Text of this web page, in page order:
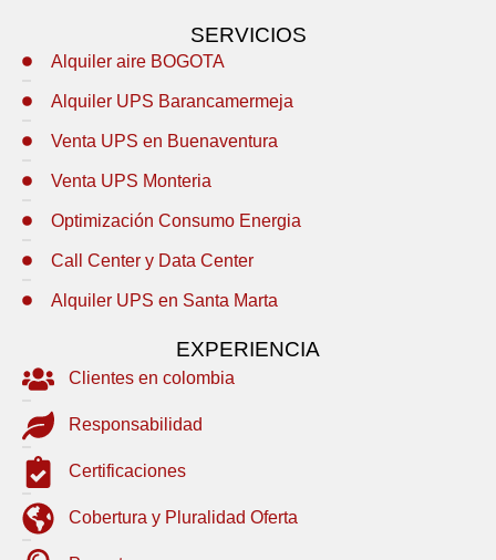
SERVICIOS
Alquiler aire BOGOTA
Alquiler UPS Barancamermeja
Venta UPS en Buenaventura
Venta UPS Monteria
Optimización Consumo Energia
Call Center y Data Center
Alquiler UPS en Santa Marta
EXPERIENCIA
Clientes en colombia
Responsabilidad
Certificaciones
Cobertura y Pluralidad Oferta